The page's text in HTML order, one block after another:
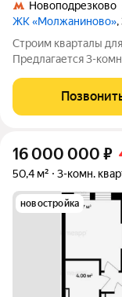
Новоподрезково
ЖК «Молжаниново»
Строим кварталы
Предлагается 3-
в жилом комплексе
предлагаем сделать
16 000 000 ₽
50,4 м² 3-комн.
новостройка